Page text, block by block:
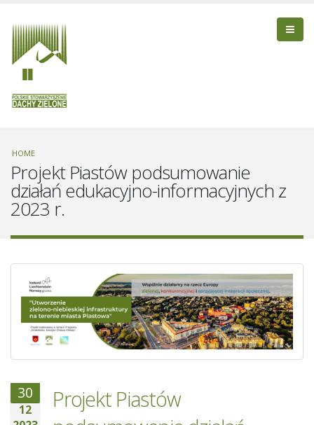
HOME
Projekt Piastów podsumowanie
działań edukacyjno-informacyjnych z
2023 r.
30
12
Projekt Piastów